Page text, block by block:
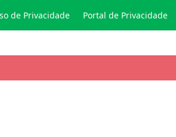
de Privacidade Portal de Privacidade